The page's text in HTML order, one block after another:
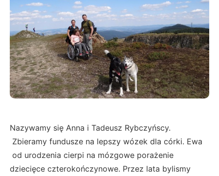
Nazywamy się Anna i Tadeusz Rybczyńscy.
Zbieramy fundusze na lepszy wózek dla córki. Ewa
od urodzenia cierpi na mózgowe porażenie
dziecięce czterokończynowe. Przez lata bylismy